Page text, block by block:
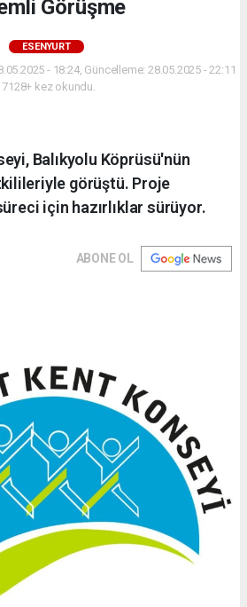
Görüşme
ESENYURT
- 18:24, Güncelleme: 28.05.2025 - 22:11
7128+ kez okundu.
Balıkyolu Köprüsü'nün
görüştü. Proje
için hazırlıklar sürüyor.
ABONE OL